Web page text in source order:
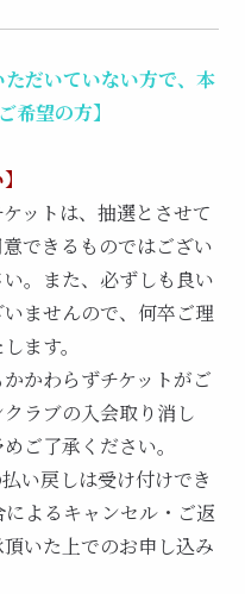
だいていない方で、本
希望の方】
ットは、抽選とさせて
できるものではござい
。また、必ずしも良い
ませんので、何卒ご理
ます。
かわらずチケットがご
ラブの入会取り消し
ご了承ください。
い戻しは受け付けでき
よるキャンセル・ご返
いた上でのお申し込み